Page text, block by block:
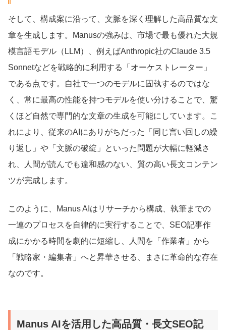
そして、構成案に沿って、文脈を深く理解した高品質な文
章を生成します。Manusの強みは、市場で最も優れた大規
模言語モデル（LLM）、例えばAnthropic社のClaude 3.5
Sonnetなどを戦略的に利用する「オーケストレーター」
である点です。自社で一つのモデルに固執するのではな
く、常に最高の性能を持つモデルを使い分けることで、驚
くほど自然で専門的な文章の生成を可能にしています。こ
れにより、従来のAIにありがちだった「同じ言い回しの繰
り返し」や「文脈の破綻」といった問題が大幅に軽減さ
れ、人間が読んでも違和感のない、質の高い長文コンテン
ツが完成します。
このように、Manus AIはリサーチから構成、執筆までの
一連のプロセスを自律的に実行することで、SEO記事作
成にかかる時間を劇的に短縮し、人間を「作業者」から
「戦略家・編集者」へと昇華させる、まさに革命的な存在
なのです。
Manus AIを活用した高品質・長文SEO記